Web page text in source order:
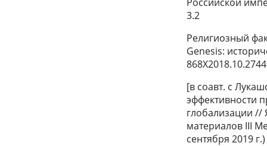
3.2
Религиозный
Genesis:
[в соавт. с
эффективности
глобализации //
материалов III
сентября 2019